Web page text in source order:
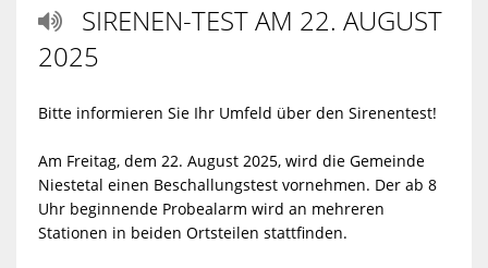

SIRENEN-TEST AM 22. AUGUST
2025
Bitte informieren Sie Ihr Umfeld über den Sirenentest!
Am Freitag, dem 22. August 2025, wird die Gemeinde
Niestetal einen Beschallungstest vornehmen. Der ab 8
Uhr beginnende Probealarm wird an mehreren
Stationen in beiden Ortsteilen stattfinden.